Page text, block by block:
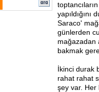
Saraco'
günlerden
mağazadan
bakmak
İkinci durak
rahat rahat
şey var. Her